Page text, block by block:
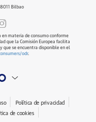
Bilbao
en materia de consumo conforme
que la Comisión Europea facilita
que se encuentra disponible en el
odr.
Política de privacidad
de cookies